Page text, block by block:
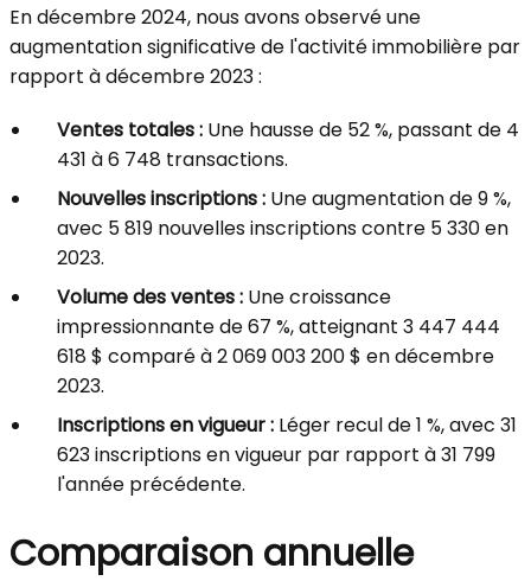
En décembre 2024, nous avons observé une
augmentation significative de l'activité immobilière par
rapport à décembre 2023 :
Ventes totales : Une hausse de 52 %, passant de 4
431 à 6 748 transactions.
Nouvelles inscriptions : Une augmentation de 9 %,
avec 5 819 nouvelles inscriptions contre 5 330 en
2023.
Volume des ventes : Une croissance
impressionnante de 67 %, atteignant 3 447 444
618 $ comparé à 2 069 003 200 $ en décembre
2023.
Inscriptions en vigueur : Léger recul de 1 %, avec 31
623 inscriptions en vigueur par rapport à 31 799
l'année précédente.
Comparaison annuelle